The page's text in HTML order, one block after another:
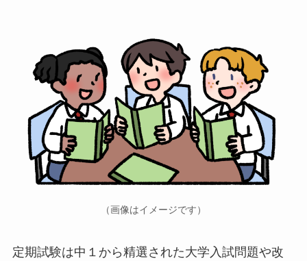
（画像はイメージです）
定期試験は中１から精選された大学入試問題や改